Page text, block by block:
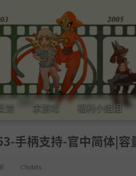
馈 求游戏 福利小姐姐
手柄支持-官中简体|容
Chobits